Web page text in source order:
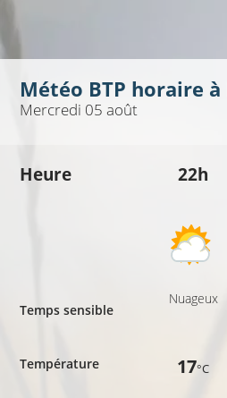
Météo BTP horaire à
Mercredi 05 août
Heure
Temps sensible
Température
22h
Nuageux
17°C